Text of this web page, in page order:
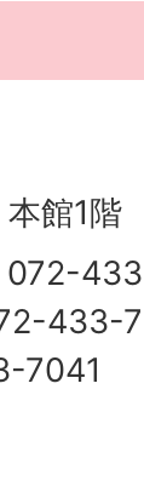
館1階
072-
433-